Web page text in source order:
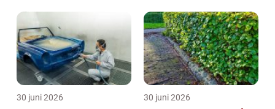
30 juni 2026 30 juni 2026